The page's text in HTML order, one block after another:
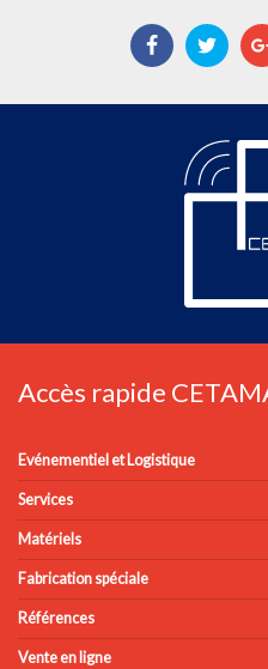
Facebook
Accès rapide
Evénementiel et Logistique
Services
Matériels
Fabrication spéciale
Références
Vente en ligne